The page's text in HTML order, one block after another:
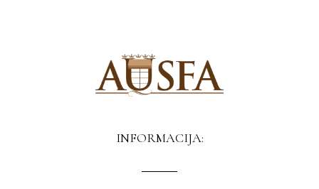
INFORMACIJA: